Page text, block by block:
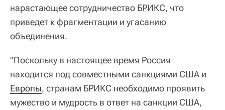
нарастающее сотрудничество БРИКС, что
приведет к фрагментации и угасанию
объединения.
"Поскольку в настоящее время Россия
находится под совместными санкциями США и
Европы, странам БРИКС необходимо проявить
мужество и мудрость в ответ на санкции США,